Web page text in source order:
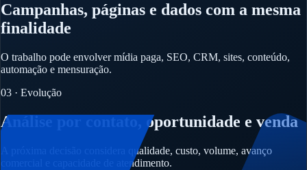
Campanhas, páginas e dados com a mesma
finalidade
O trabalho pode envolver mídia paga, SEO, CRM, sites, conteúdo,
automação e mensuração.
03 · Evolução
Análise por contato, oportunidade e venda
A próxima decisão considera qualidade, custo, volume, avanço
comercial e capacidade de atendimento.